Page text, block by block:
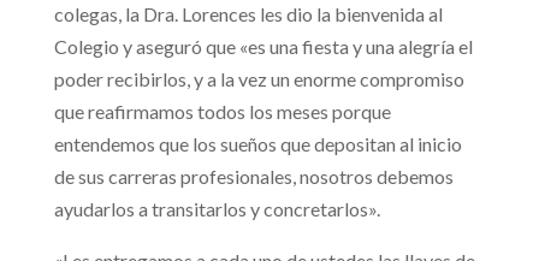
colegas, la Dra. Lorences les dio la bienvenida al
Colegio y aseguró que «es una fiesta y una alegría el
poder recibirlos, y a la vez un enorme compromiso
que reafirmamos todos los meses porque
entendemos que los sueños que depositan al inicio
de sus carreras profesionales, nosotros debemos
ayudarlos a transitarlos y concretarlos».